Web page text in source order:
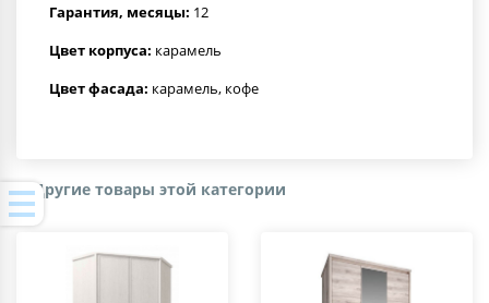
Гарантия, месяцы: 12
Цвет корпуса: карамель
Цвет фасада: карамель, кофе
Другие товары этой категории